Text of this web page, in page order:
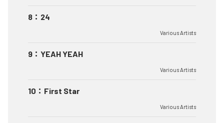
8 ： 24
Various Artists
9 ： YEAH YEAH
Various Artists
10 ： First Star
Various Artists